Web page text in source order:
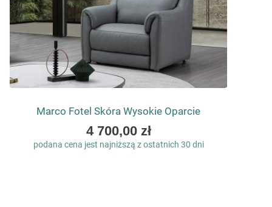
Marco Fotel Skóra Wysokie Oparcie
As
low
4 700,00 zł
podana cena jest najniższą z ostatnich 30 dni